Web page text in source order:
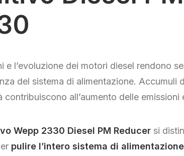
e l’evoluzione dei motori diesel rendono
del sistema di alimentazione.
all’aumento delle
Wepp 2330 Diesel PM Reducer si
pulire l’intero sistema di alimentazione